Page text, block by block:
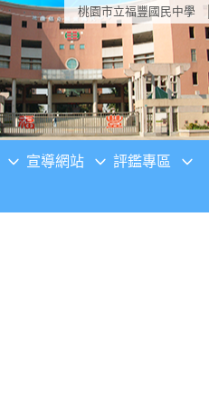
桃園市立福豐國民中學
宣導網站 評鑑專區